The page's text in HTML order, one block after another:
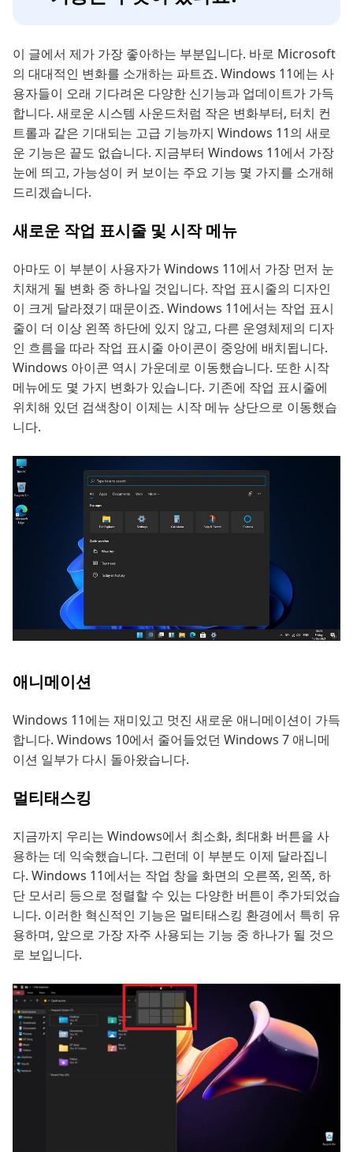
이 글에서 제가 가장 좋아하는 부분입니다. 바로 Microsoft
의 대대적인 변화를 소개하는 파트죠. Windows 11에는 사
용자들이 오래 기다려온 다양한 신기능과 업데이트가 가득
합니다. 새로운 시스템 사운드처럼 작은 변화부터, 터치 컨
트롤과 같은 기대되는 고급 기능까지 Windows 11의 새로
운 기능은 끝도 없습니다. 지금부터 Windows 11에서 가장
눈에 띄고, 가능성이 커 보이는 주요 기능 몇 가지를 소개해
드리겠습니다.
새로운 작업 표시줄 및 시작 메뉴
아마도 이 부분이 사용자가 Windows 11에서 가장 먼저 눈
치채게 될 변화 중 하나일 것입니다. 작업 표시줄의 디자인
이 크게 달라졌기 때문이죠. Windows 11에서는 작업 표시
줄이 더 이상 왼쪽 하단에 있지 않고, 다른 운영체제의 디자
인 흐름을 따라 작업 표시줄 아이콘이 중앙에 배치됩니다.
Windows 아이콘 역시 가운데로 이동했습니다. 또한 시작
메뉴에도 몇 가지 변화가 있습니다. 기존에 작업 표시줄에
위치해 있던 검색창이 이제는 시작 메뉴 상단으로 이동했습
니다.
애니메이션
Windows 11에는 재미있고 멋진 새로운 애니메이션이 가득
합니다. Windows 10에서 줄어들었던 Windows 7 애니메
이션 일부가 다시 돌아왔습니다.
멀티태스킹
지금까지 우리는 Windows에서 최소화, 최대화 버튼을 사
용하는 데 익숙했습니다. 그런데 이 부분도 이제 달라집니
다. Windows 11에서는 작업 창을 화면의 오른쪽, 왼쪽, 하
단 모서리 등으로 정렬할 수 있는 다양한 버튼이 추가되었습
니다. 이러한 혁신적인 기능은 멀티태스킹 환경에서 특히 유
용하며, 앞으로 가장 자주 사용되는 기능 중 하나가 될 것으
로 보입니다.